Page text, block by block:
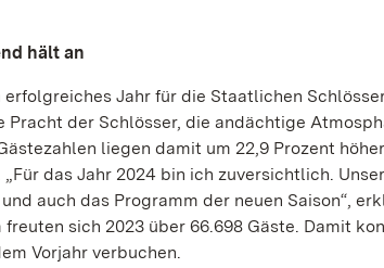
hält an
erfolgreiches Jahr für die Staatlichen
Pracht der Schlösser, die andächtige
liegen damit um 22,9 Prozent
das Jahr 2024 bin ich zuversichtlich.
auch das Programm der neuen Saison“,
freuten sich 2023 über 66.698 Gäste. Damit
Vorjahr verbuchen.